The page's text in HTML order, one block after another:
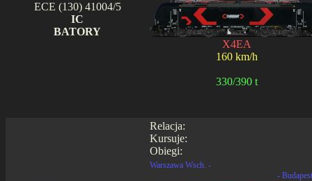
ECE (130) 41004/5
IC
BATORY
X4EA
160 km/h
330/390 t
Relacja:
Kursuje:
Obiegi:
Warszawa Wsch. -
-